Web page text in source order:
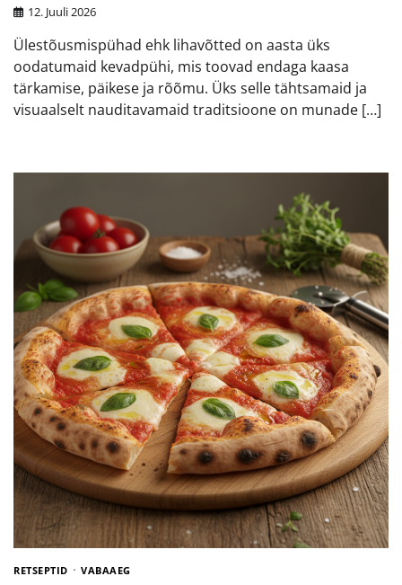
12. Juuli 2026
Ülestõusmispühad ehk lihavõtted on aasta üks
oodatumaid kevadpühi, mis toovad endaga kaasa
tärkamise, päikese ja rõõmu. Üks selle tähtsamaid ja
visuaalselt nauditavamaid traditsioone on munade […]
RETSEPTID VABAAEG